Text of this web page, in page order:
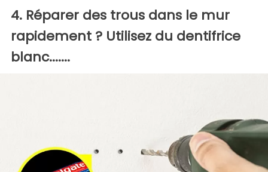
4. Réparer des trous dans le mur
rapidement ? Utilisez du dentifrice
blanc.......